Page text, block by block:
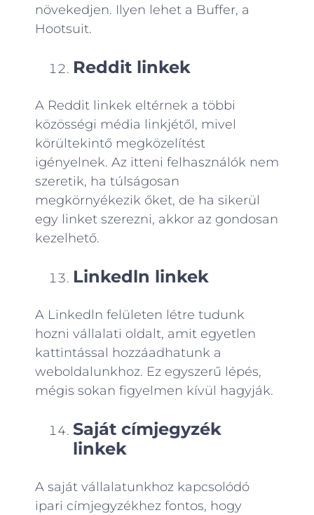
növekedjen. Ilyen lehet a Buffer, a
Hootsuit.
Reddit linkek
A Reddit linkek eltérnek a többi
közösségi média linkjétől, mivel
körültekintő megközelítést
igényelnek. Az itteni felhasználók nem
szeretik, ha túlságosan
megkörnyékezik őket, de ha sikerül
egy linket szerezni, akkor az gondosan
kezelhető.
Linkedln linkek
A Linkedln felületen létre tudunk
hozni vállalati oldalt, amit egyetlen
kattintással hozzáadhatunk a
weboldalunkhoz. Ez egyszerű lépés,
mégis sokan figyelmen kívül hagyják.
Saját címjegyzék
linkek
A saját vállalatunkhoz kapcsolódó
ipari címjegyzékhez fontos, hogy